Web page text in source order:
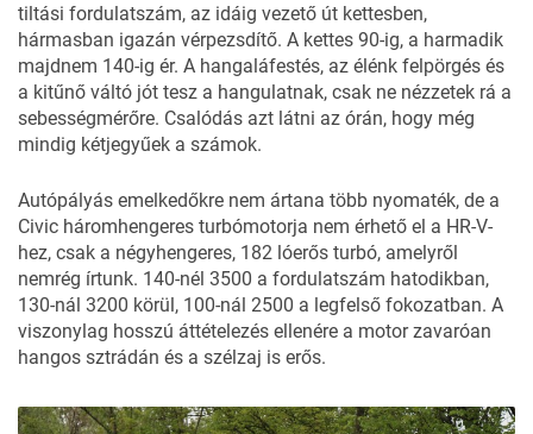
tiltási fordulatszám, az idáig vezető út kettesben,
hármasban igazán vérpezsdítő. A kettes 90-ig, a harmadik
majdnem 140-ig ér. A hangaláfestés, az élénk felpörgés és
a kitűnő váltó jót tesz a hangulatnak, csak ne nézzetek rá a
sebességmérőre. Csalódás azt látni az órán, hogy még
mindig kétjegyűek a számok.
Autópályás emelkedőkre nem ártana több nyomaték, de a
Civic háromhengeres turbómotorja nem érhető el a HR-V-
hez, csak a négyhengeres, 182 lóerős turbó, amelyről
nemrég írtunk. 140-nél 3500 a fordulatszám hatodikban,
130-nál 3200 körül, 100-nál 2500 a legfelső fokozatban. A
viszonylag hosszú áttételezés ellenére a motor zavaróan
hangos sztrádán és a szélzaj is erős.